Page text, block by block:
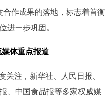
作成果的落地，标志着首衡
进一步巩固。
媒体重点报道
关注，新华社、
人民日报、
、中国食品报等多家权威媒